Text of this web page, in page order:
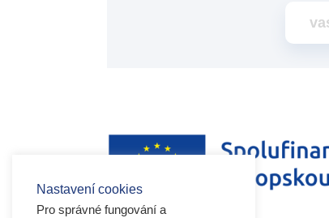
Nastavení cookies
Pro správné fungování a